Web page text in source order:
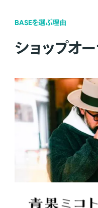
BASEを選ぶ理由
ショップオ